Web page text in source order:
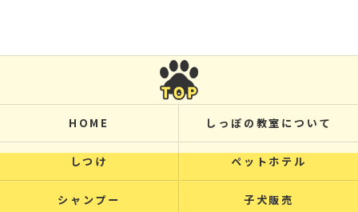
HOME しっぽの教室について
しつけ ペットホテル
シャンプー 子犬販売